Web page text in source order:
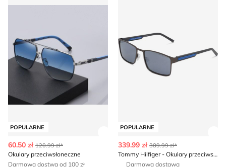
POPULARNE
60.50 zł 120.99 zł*
Okulary przeciwsłoneczne
Darmowa dostwa od 100 zł
POPULARNE
339.99 zł 389.99 zł*
Tommy Hilfiger - Okulary przeciwsłoneczne
Darmowa dostawa